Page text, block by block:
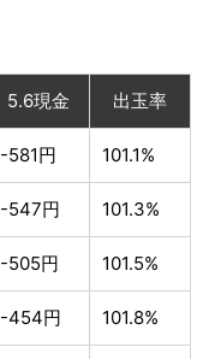
5.6現金 出玉率
-581円 101.1%
-547円 101.3%
-505円 101.5%
-454円 101.8%